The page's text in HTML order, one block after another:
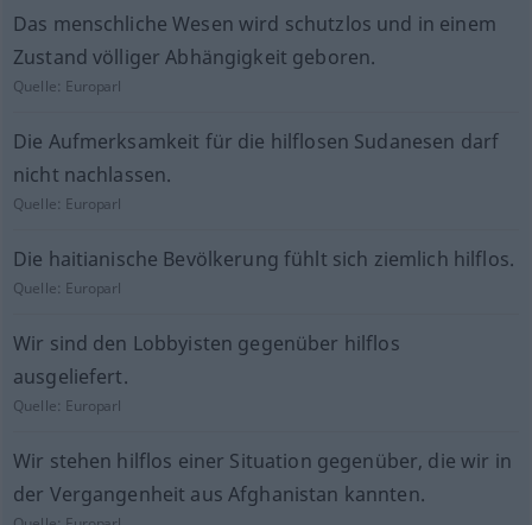
Das menschliche Wesen wird schutzlos und in einem
Zustand völliger Abhängigkeit geboren.
Quelle: Europarl
Die Aufmerksamkeit für die hilflosen Sudanesen darf
nicht nachlassen.
Quelle: Europarl
Die haitianische Bevölkerung fühlt sich ziemlich hilflos.
Quelle: Europarl
Wir sind den Lobbyisten gegenüber hilflos
ausgeliefert.
Quelle: Europarl
Wir stehen hilflos einer Situation gegenüber, die wir in
der Vergangenheit aus Afghanistan kannten.